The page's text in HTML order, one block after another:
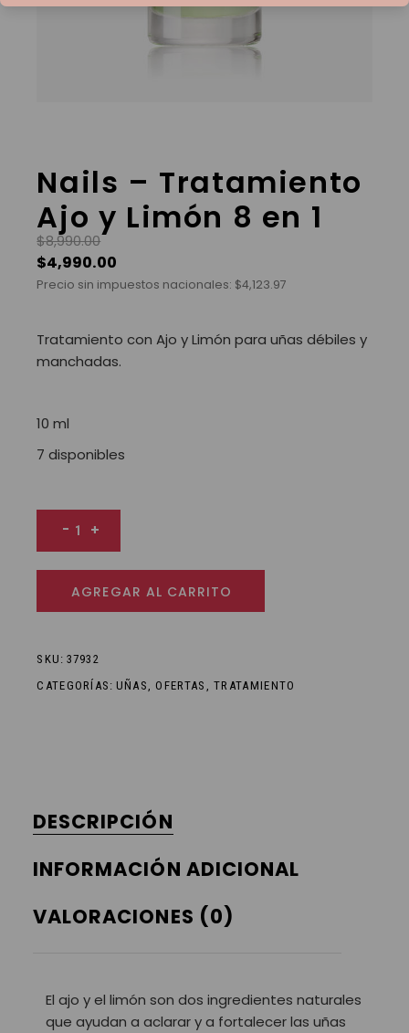
Nails – Tratamiento
Ajo y Limón 8 en 1
$8,990.00
$4,990.00
Precio sin impuestos nacionales: $4,123.97
Tratamiento con Ajo y Limón para uñas débiles y
manchadas.
10 ml
7 disponibles
Nails - Tratamiento Ajo y Limón 8 en 1 cantidad
- +
AGREGAR AL CARRITO
SKU: 37932
CATEGORÍAS: UÑAS,OFERTAS ,TRATAMIENTO
DESCRIPCIÓN
INFORMACIÓN ADICIONAL
VALORACIONES (0)
El ajo y el limón son dos ingredientes naturales
que ayudan a aclarar y a fortalecer las uñas